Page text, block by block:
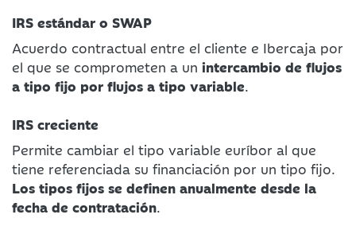
IRS estándar o SWAP
Acuerdo contractual entre el cliente e Ibercaja por
el que se comprometen a un intercambio de flujos
a tipo fijo por flujos a tipo variable.
IRS creciente
Permite cambiar el tipo variable euríbor al que
tiene referenciada su financiación por un tipo fijo.
Los tipos fijos se definen anualmente desde la
fecha de contratación.